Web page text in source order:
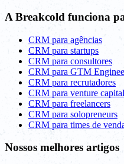
A Breakcold funciona
CRM para agências
CRM para startups
CRM para consultores
CRM para GTM
CRM para recrutadores
CRM para venture capital
CRM para freelancers
CRM para solopreneurs
CRM para times de
Nossos melhores artigos